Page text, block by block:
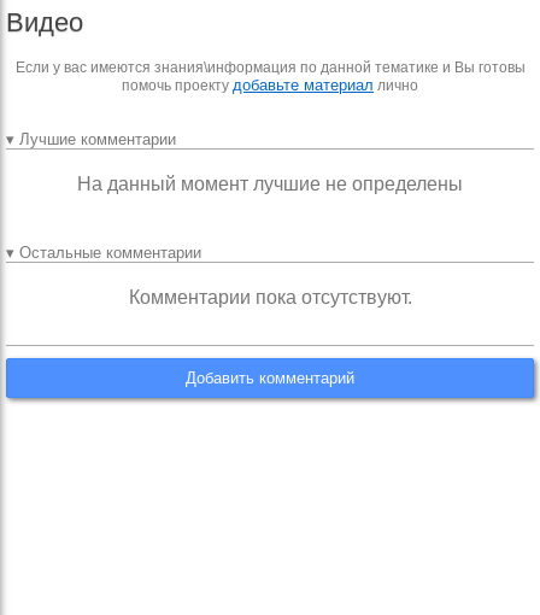
Видео
Если у вас имеются знания\информация по данной тематике и Вы готовы
помочь проекту добавьте материал лично
▾ Лучшие комментарии
На данный момент лучшие не определены
▾ Остальные комментарии
Комментарии пока отсутствуют.
Добавить комментарий